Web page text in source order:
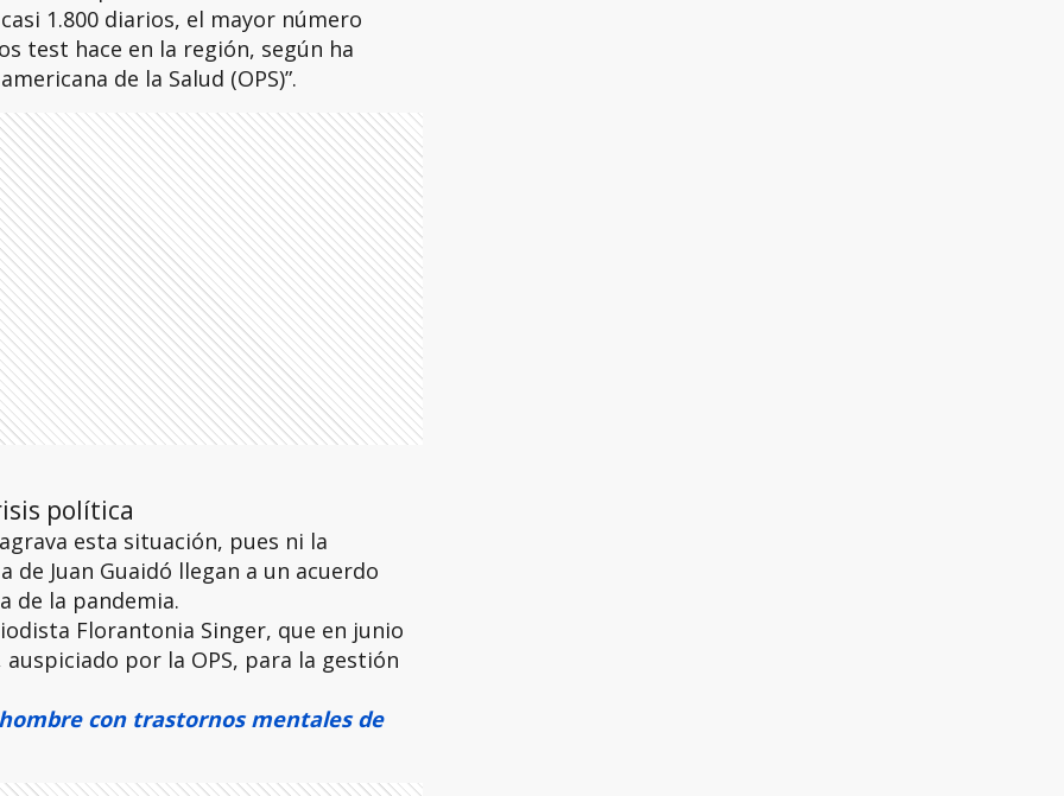
1.800 diarios, el mayor número
test hace en la región, según ha
de la Salud (OPS)”.
política
esta situación, pues ni la
Juan Guaidó llegan a un acuerdo
de la pandemia.
Florantonia Singer, que en junio
por la OPS, para la gestión
con trastornos mentales de